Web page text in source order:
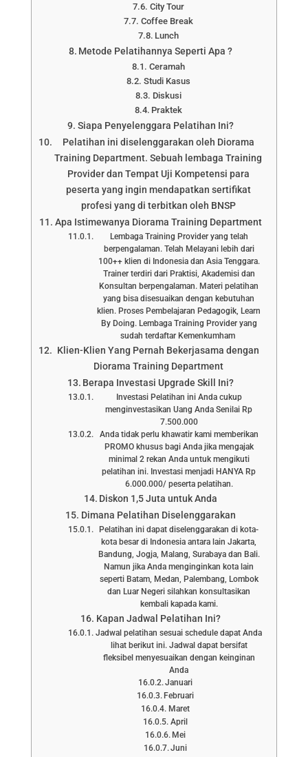
City Tour
Coffee Break
Lunch
Metode Pelatihannya Seperti Apa ?
Ceramah
Studi Kasus
Diskusi
Praktek
Siapa Penyelenggara Pelatihan Ini?
Pelatihan ini diselenggarakan oleh Diorama
Training Department. Sebuah lembaga Training
Provider dan Tempat Uji Kompetensi para
peserta yang ingin mendapatkan sertifikat
profesi yang di terbitkan oleh BNSP
Apa Istimewanya Diorama Training Department
Lembaga Training Provider yang telah
berpengalaman. Telah Melayani lebih dari
100++ klien di Indonesia dan Asia Tenggara.
Trainer terdiri dari Praktisi, Akademisi dan
Konsultan berpengalaman. Materi pelatihan
yang bisa disesuaikan dengan kebutuhan
klien. Proses Pembelajaran Pedagogik, Learn
By Doing. Lembaga Training Provider yang
sudah terdaftar Kemenkumham
Klien-Klien Yang Pernah Bekerjasama dengan
Diorama Training Department
Berapa Investasi Upgrade Skill Ini?
Investasi Pelatihan ini Anda cukup
menginvestasikan Uang Anda Senilai Rp
7.500.000
Anda tidak perlu khawatir kami memberikan
PROMO khusus bagi Anda jika mengajak
minimal 2 rekan Anda untuk mengikuti
pelatihan ini. Investasi menjadi HANYA Rp
6.000.000/ peserta pelatihan.
Diskon 1,5 Juta untuk Anda
Dimana Pelatihan Diselenggarakan
Pelatihan ini dapat diselenggarakan di kota-
kota besar di Indonesia antara lain Jakarta,
Bandung, Jogja, Malang, Surabaya dan Bali.
Namun jika Anda menginginkan kota lain
seperti Batam, Medan, Palembang, Lombok
dan Luar Negeri silahkan konsultasikan
kembali kapada kami.
Kapan Jadwal Pelatihan Ini?
Jadwal pelatihan sesuai schedule dapat Anda
lihat berikut ini. Jadwal dapat bersifat
fleksibel menyesuaikan dengan keinginan
Anda
Januari
Februari
Maret
April
Mei
Juni